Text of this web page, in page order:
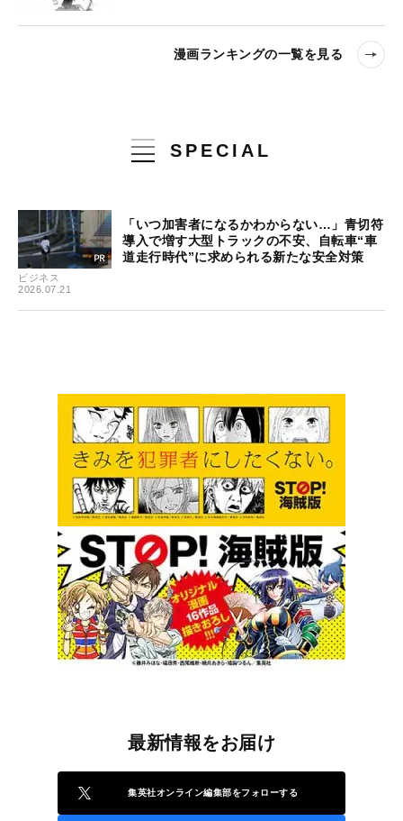
漫画ランキングの一覧を見る
SPECIAL
ビジネス
2026.07.21
「いつ加害者になるかわからない…」青切符
導入で増す大型トラックの不安、自転車“車
道走行時代”に求められる新たな安全対策
最新情報をお届け
集英社オンライン編集部をフォローする